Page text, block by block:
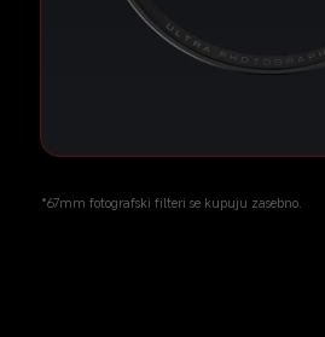
*67mm fotografski filteri se kupuju zasebno.